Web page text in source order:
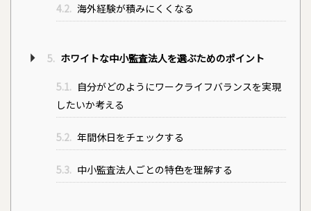
4.2. 海外経験が積みにくくなる
5. ホワイトな中小監査法人を選ぶためのポイント
5.1. 自分がどのようにワークライフバランスを実現
したいか考える
5.2. 年間休日をチェックする
5.3. 中小監査法人ごとの特色を理解する